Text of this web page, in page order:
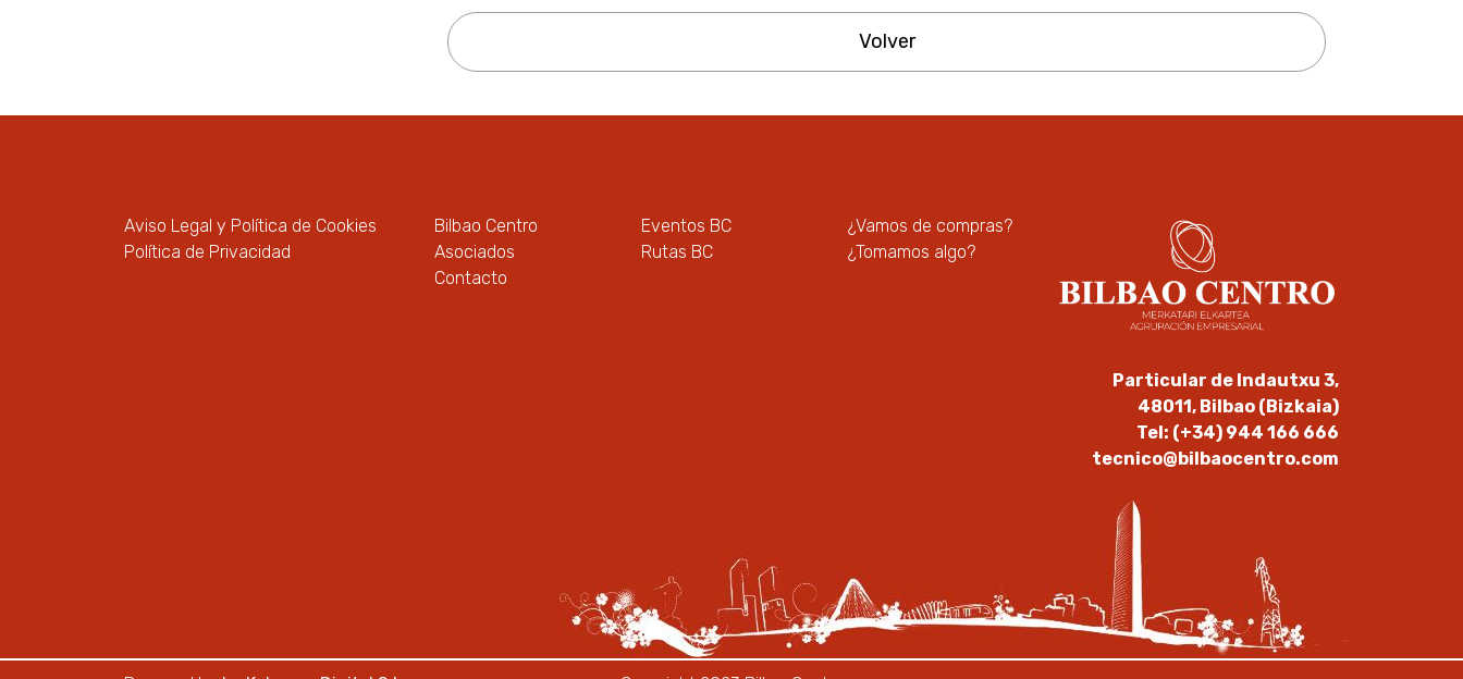
Volver
Aviso Legal y Política de Cookies
Política de Privacidad
Bilbao Centro
Asociados
Contacto
Eventos BC
Rutas BC
¿Vamos de compras?
¿Tomamos algo?
Particular de Indautxu 3,
48011, Bilbao (Bizkaia)
Tel: (+34) 944 166 666
tecnico@bilbaocentro.com